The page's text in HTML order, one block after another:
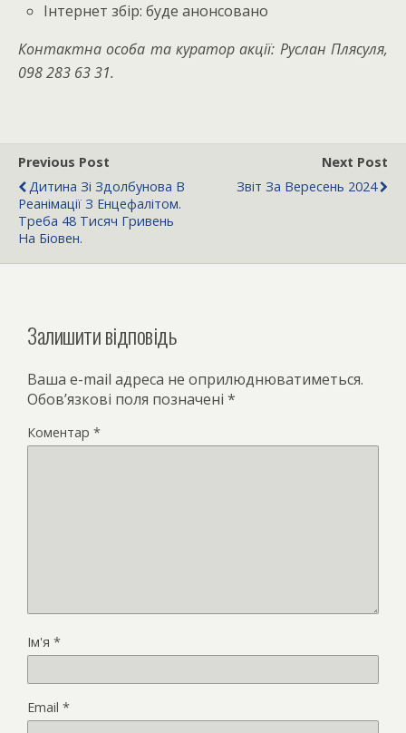
Інтернет збір: буде анонсовано
Контактна особа та куратор акції: Руслан Плясуля,
098 283 63 31.
Previous Post
Дитина Зі Здолбунова В
Реанімації З Енцефалітом.
Треба 48 Тисяч Гривень
На Біовен.
Next Post
Звіт За Вересень 2024
Залишити відповідь
Ваша e-mail адреса не оприлюднюватиметься.
Обов’язкові поля позначені *
Коментар *
Ім'я *
Email *